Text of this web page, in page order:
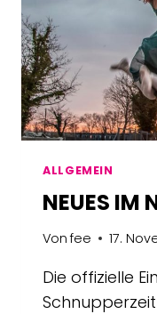
ALLGEMEIN
NEUES IM
Von fee 17.
Die offizielle